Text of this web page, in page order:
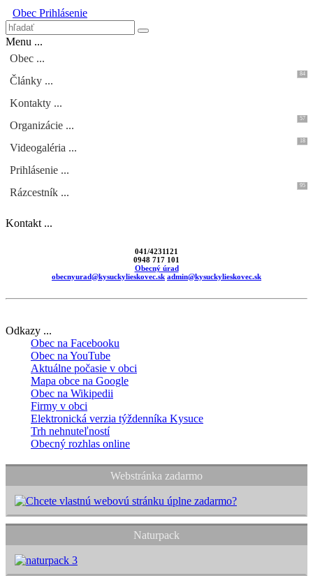
Obec Prihlásenie
Menu ...
Obec ...
Články ...
84
Kontakty ...
Organizácie ...
57
Videogaléria ...
18
Prihlásenie ...
Rázcestník ...
95
Kontakt ...
041/4231121
0948 717 101
Obecný úrad
obecnyurad@kysuckylieskovec.sk admin@kysuckylieskovec.sk
Odkazy ...
Obec na Facebooku
Obec na YouTube
Aktuálne počasie v obci
Mapa obce na Google
Obec na Wikipedii
Firmy v obci
Elektronická verzia týždenníka Kysuce
Trh nehnuteľností
Obecný rozhlas online
Webstránka zadarmo
Naturpack